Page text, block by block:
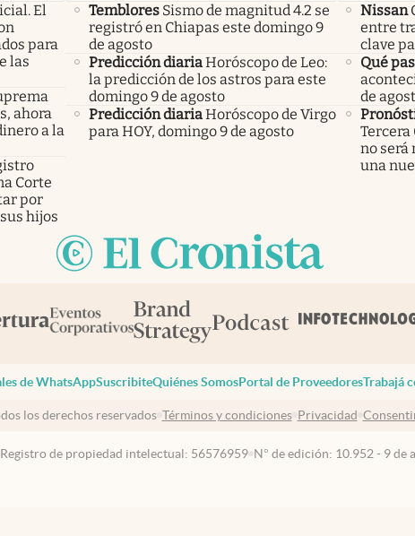
El
para
las
ahora
a la
Corte
por
hijos
Temblores Sismo de magnitud 4.2 se
registró en Chiapas este domingo 9
de agosto
Predicción diariaHoróscopo de Leo:
la predicción de los astros para este
domingo 9 de agosto
Predicción diariaHoróscopo de Virgo
para HOY, domingo 9 de agosto
Nissan
entre
clave
Qué
de
no será
una
de WhatsAppSuscribiteQuiénes SomosPortal de ProveedoresTrabajá
los derechos reservados Términos y condiciones Privacidad
de propiedad intelectual: 56576959 N° de edición: 10.952 - 9 de